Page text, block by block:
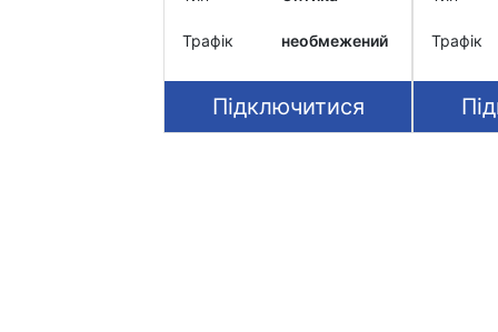
Трафік необмежений
Підключитися
Трафік